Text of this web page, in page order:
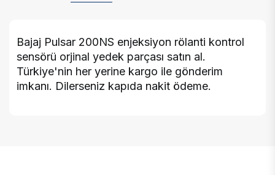
Bajaj Pulsar 200NS enjeksiyon rölanti kontrol
sensörü orjinal yedek parçası satın al.
Türkiye'nin her yerine kargo ile gönderim
imkanı. Dilerseniz kapıda nakit ödeme.